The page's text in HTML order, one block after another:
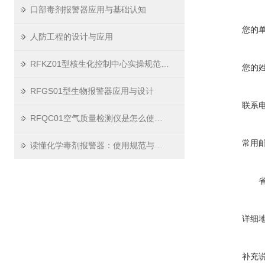
口部毒剂报警器应用与基础认知
人防工程的设计与应用
RFGS01型生物报警器应用与设计
您的
您的
联系
常用
详细
补充